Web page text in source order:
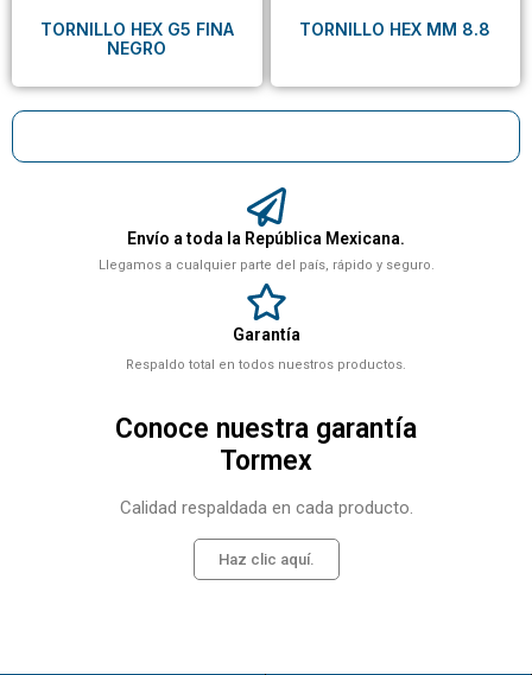
Envío a toda la República Mexicana.
Llegamos a cualquier parte del país, rápido y seguro.
Garantía
Respaldo total en todos nuestros productos.
Conoce nuestra garantía
Tormex
Calidad respaldada en cada producto.
Haz clic aquí.
TORNILLO HEX G5 FINA
NEGRO
TORNILLO HEX MM 8.8